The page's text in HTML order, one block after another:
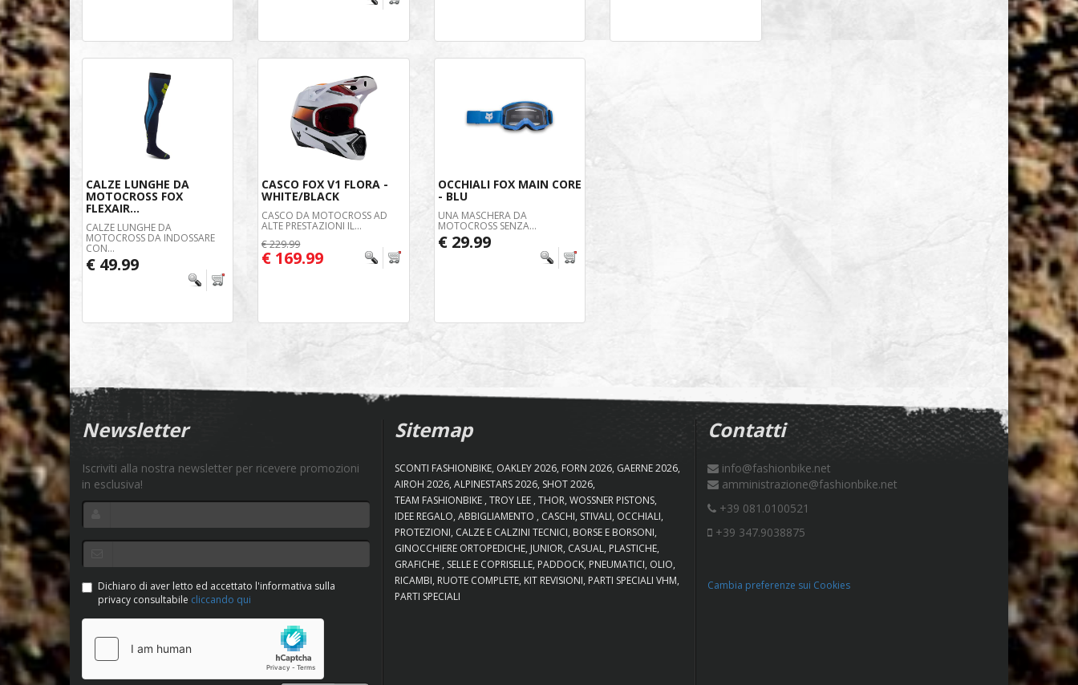
CALZE LUNGHE DA
MOTOCROSS FOX
FLEXAIR...
CALZE LUNGHE DA
MOTOCROSS DA INDOSSARE
CON...
€ 49.99
CASCO FOX V1 FLORA -
WHITE/BLACK
CASCO DA MOTOCROSS AD
ALTE PRESTAZIONI IL...
€ 229.99
€ 169.99
OCCHIALI FOX MAIN CORE
- BLU
UNA MASCHERA DA
MOTOCROSS SENZA...
€ 29.99
Newsletter
Iscriviti alla nostra newsletter per ricevere promozioni
in esclusiva!
Dichiaro di aver letto ed accettato l'informativa sulla
privacy consultabile cliccando qui
Sitemap
SCONTI FASHIONBIKE OAKLEY 2026 FORN 2026 GAERNE 2026
AIROH 2026 ALPINESTARS 2026 SHOT 2026
TEAM FASHIONBIKE TROY LEE THOR WOSSNER PISTONS
IDEE REGALO ABBIGLIAMENTO CASCHI STIVALI OCCHIALI
PROTEZIONI CALZE E CALZINI TECNICI BORSE E BORSONI
GINOCCHIERE ORTOPEDICHE JUNIOR CASUAL PLASTICHE
GRAFICHE SELLE E COPRISELLE PADDOCK PNEUMATICI OLIO
RICAMBI RUOTE COMPLETE KIT REVISIONI PARTI SPECIALI VHM
PARTI SPECIALI
Contatti
info@fashionbike.net
amministrazione@fashionbike.net
+39 081.0100521
+39 347.9038875
Cambia preferenze sui Cookies